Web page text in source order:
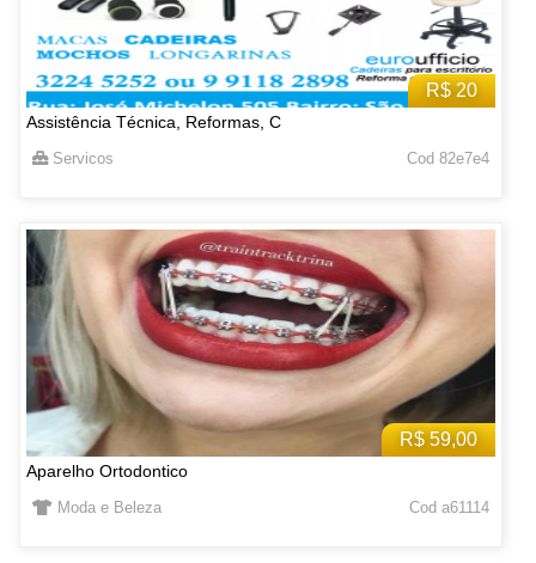
R$ 20
Assistência Técnica, Reformas, C
Servicos Cod 82e7e4
R$ 59,00
Aparelho Ortodontico
Moda e Beleza Cod a61114